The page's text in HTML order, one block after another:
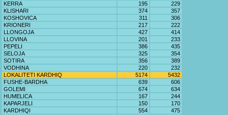
KERRA
195
229
KLISHARI
374
357
KOSHOVICA
311
306
KRIONERI
217
222
LLONGOJA
427
414
LLOVINA
201
233
PEPELI
386
435
SELOJA
325
354
SOTIRA
356
389
VODHINA
220
232
LOKALITETI KARDHIQ
5174
5432
FUSHE-BARDHA
639
606
GOLEMI
674
634
HUMELICA
167
244
KAPARJELI
150
170
KARDHIQI
554
475